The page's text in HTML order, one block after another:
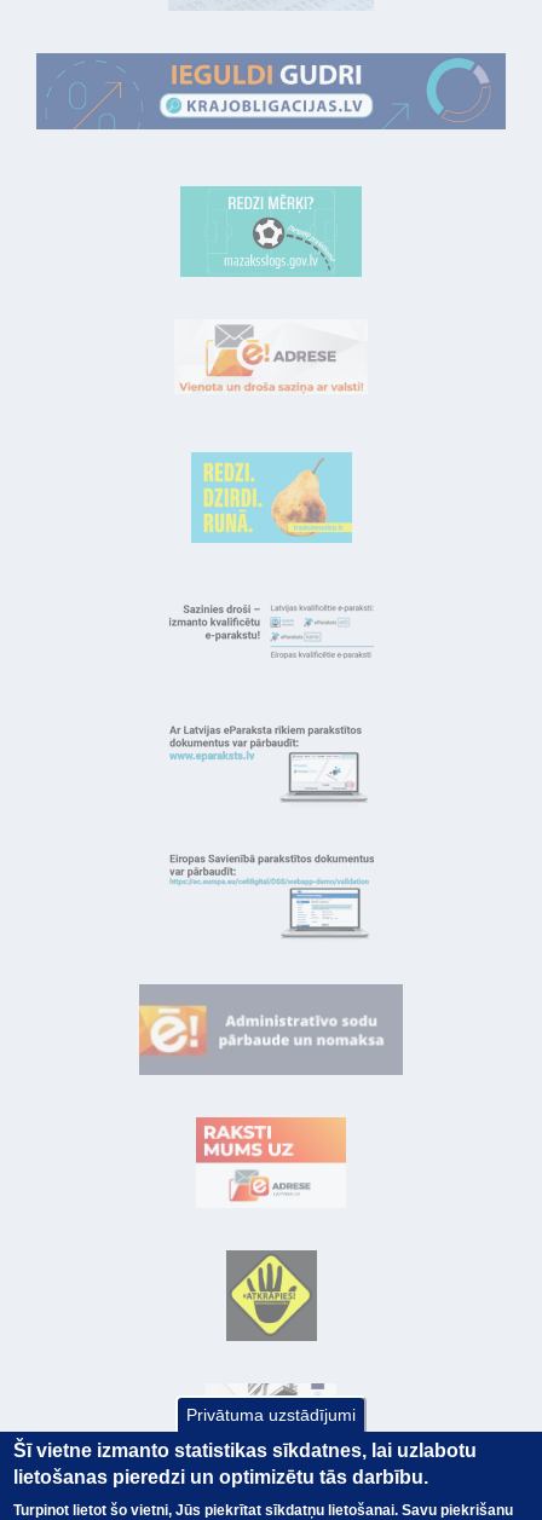
Privātuma uzstādījumi
Šī vietne izmanto statistikas sīkdatnes, lai uzlabotu
lietošanas pieredzi un optimizētu tās darbību.
Turpinot lietot šo vietni, Jūs piekrītat sīkdatņu lietošanai. Savu piekrišanu